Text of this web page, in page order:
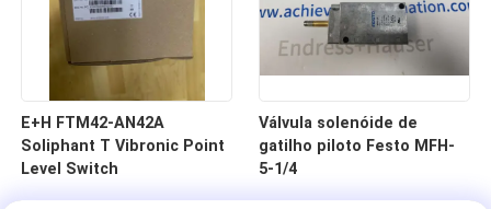
E+H FTM42-AN42A
Soliphant T Vibronic Point
Level Switch
Válvula solenóide de
gatilho piloto Festo MFH-
5-1/4